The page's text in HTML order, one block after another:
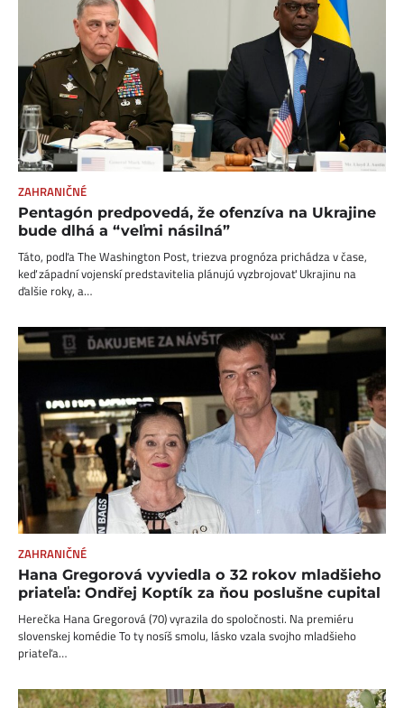
ZAHRANIČNÉ
Pentagón predpovedá, že ofenzíva na Ukrajine
bude dlhá a “veľmi násilná”
Táto, podľa The Washington Post, triezva prognóza prichádza v čase,
keď západní vojenskí predstavitelia plánujú vyzbrojovať Ukrajinu na
ďalšie roky, a…
ZAHRANIČNÉ
Hana Gregorová vyviedla o 32 rokov mladšieho
priateľa: Ondřej Koptík za ňou poslušne cupital
Herečka Hana Gregorová (70) vyrazila do spoločnosti. Na premiéru
slovenskej komédie To ty nosíš smolu, lásko vzala svojho mladšieho
priateľa…